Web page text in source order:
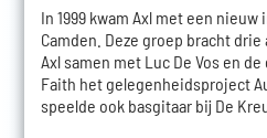
In 1999 kwam Axl met een
Camden. Deze groep bracht
Axl samen met Luc De Vos en
Faith het gelegenheidsproject
speelde ook basgitaar bij De